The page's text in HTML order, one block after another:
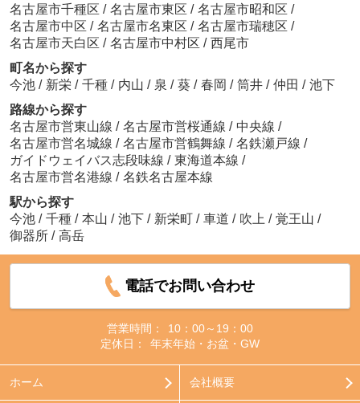
名古屋市千種区 / 名古屋市東区 / 名古屋市昭和区 /
名古屋市中区 / 名古屋市名東区 / 名古屋市瑞穂区 /
名古屋市天白区 / 名古屋市中村区 / 西尾市
町名から探す
今池 / 新栄 / 千種 / 内山 / 泉 / 葵 / 春岡 / 筒井 / 仲田 / 池下
路線から探す
名古屋市営東山線 / 名古屋市営桜通線 / 中央線 /
名古屋市営名城線 / 名古屋市営鶴舞線 / 名鉄瀬戸線 /
ガイドウェイバス志段味線 / 東海道本線 /
名古屋市営名港線 / 名鉄名古屋本線
駅から探す
今池 / 千種 / 本山 / 池下 / 新栄町 / 車道 / 吹上 / 覚王山 /
御器所 / 高岳
電話でお問い合わせ
営業時間：
10：00～19：00
定休日：
年末年始・お盆・GW
ホーム 会社概要